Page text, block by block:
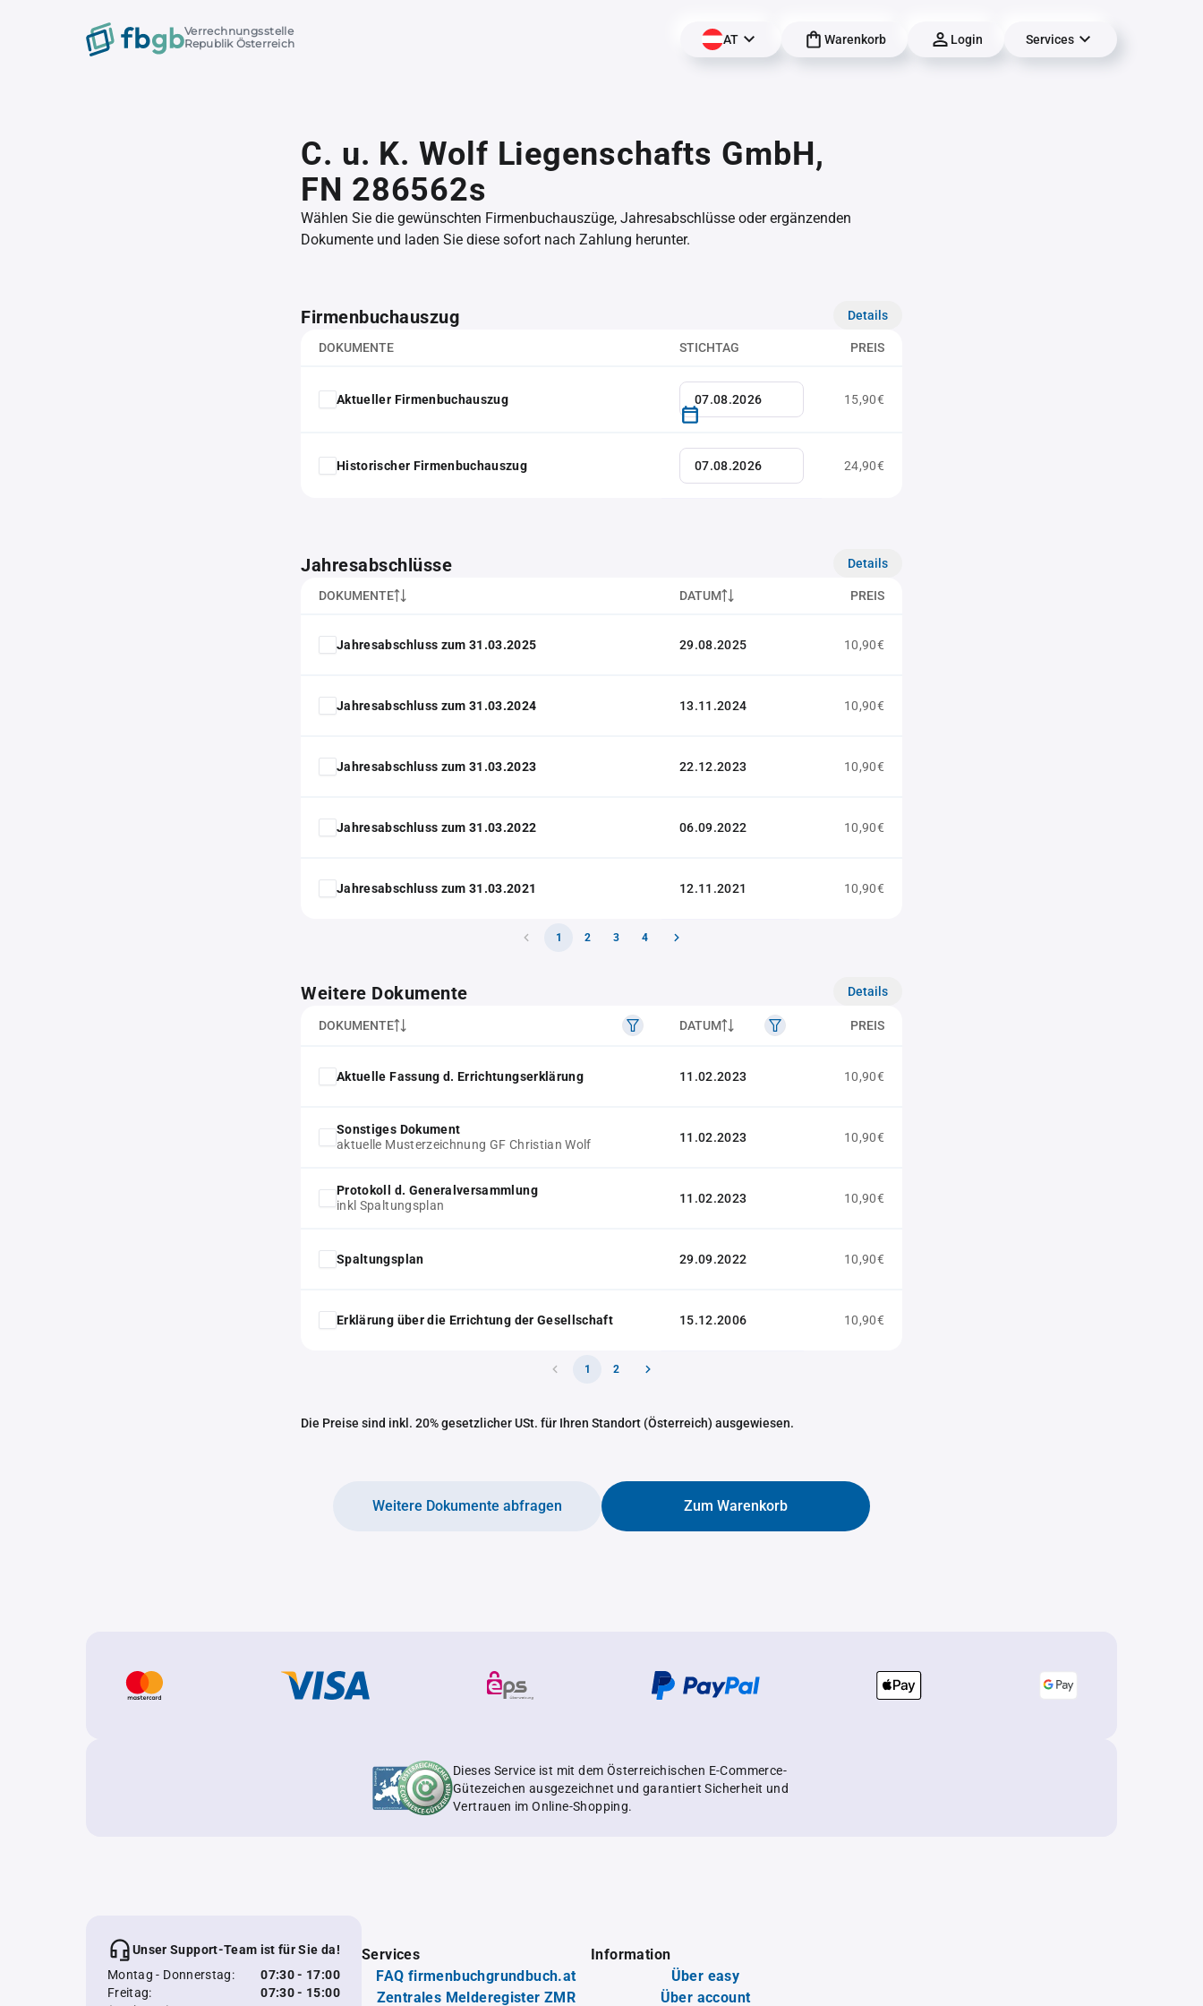
Verrechnungsstelle
Republik Österreich
AT Warenkorb Login Services
C. u. K. Wolf Liegenschafts GmbH,
FN 286562s
Wählen Sie die gewünschten Firmenbuchauszüge, Jahresabschlüsse oder ergänzenden
Dokumente und laden Sie diese sofort nach Zahlung herunter.
Firmenbuchauszug Details
DOKUMENTE STICHTAG PREIS
Aktueller Firmenbuchauszug 15,90€
Historischer Firmenbuchauszug 24,90€
Jahresabschlüsse Details
DOKUMENTE DATUM PREIS
Jahresabschluss zum 31.03.2025 29.08.2025 10,90€
Jahresabschluss zum 31.03.2024 13.11.2024 10,90€
Jahresabschluss zum 31.03.2023 22.12.2023 10,90€
Jahresabschluss zum 31.03.2022 06.09.2022 10,90€
Jahresabschluss zum 31.03.2021 12.11.2021 10,90€
1 2 3 4
Weitere Dokumente Details
DOKUMENTE DATUM PREIS
Aktuelle Fassung d. Errichtungserklärung 11.02.2023 10,90€
Sonstiges Dokument
aktuelle Musterzeichnung GF Christian Wolf
11.02.2023 10,90€
Protokoll d. Generalversammlung
inkl Spaltungsplan
11.02.2023 10,90€
Spaltungsplan 29.09.2022 10,90€
Erklärung über die Errichtung der Gesellschaft 15.12.2006 10,90€
1 2
Die Preise sind inkl. 20% gesetzlicher USt. für Ihren Standort (Österreich) ausgewiesen.
Zum Warenkorb
Weitere Dokumente abfragen
Dieses Service ist mit dem Österreichischen E-Commerce-
Gütezeichen ausgezeichnet und garantiert Sicherheit und
Vertrauen im Online-Shopping.
Unser Support-Team ist für Sie da!
Montag - Donnerstag:
07:30 - 17:00
Freitag:
07:30 - 15:00
Services
FAQ firmenbuchgrundbuch.at
Zentrales Melderegister ZMR
Information
Über easy
Über account